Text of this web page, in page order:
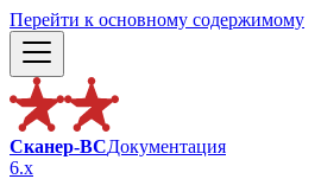
Перейти к основному содержимому
Сканер-ВСДокументация
6.x